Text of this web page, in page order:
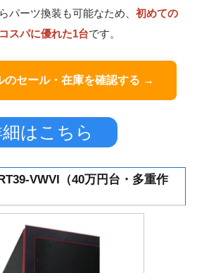
パーツ換装も可能なため、 初めての
スパに優れた1台です。
のセール・在庫を確認する →
はこちら
VWVI（40万円台・多重作